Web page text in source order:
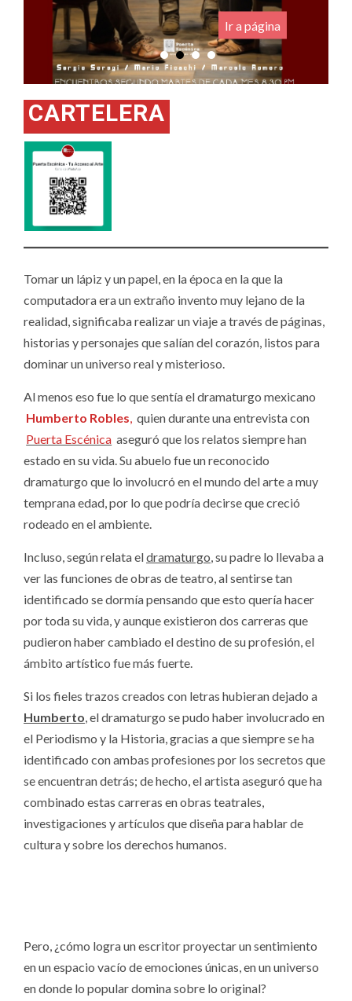
Ir a página
CARTELERA
Tomar un lápiz y un papel, en la época en la que la
computadora era un extraño invento muy lejano de la
realidad, significaba realizar un viaje a través de páginas,
historias y personajes que salían del corazón, listos para
dominar un universo real y misterioso.
Al menos eso fue lo que sentía el dramaturgo mexicano
Humberto Robles, quien durante una entrevista con
Puerta Escénica aseguró que los relatos siempre han
estado en su vida. Su abuelo fue un reconocido
dramaturgo que lo involucró en el mundo del arte a muy
temprana edad, por lo que podría decirse que creció
rodeado en el ambiente.
Incluso, según relata eldramaturgo, su padre lo llevaba a
ver las funciones de obras de teatro, al sentirse tan
identificado se dormía pensando que esto quería hacer
por toda su vida, y aunque existieron dos carreras que
pudieron haber cambiado el destino de su profesión, el
ámbito artístico fue más fuerte.
Si los fieles trazos creados con letras hubieran dejado a
Humberto, el dramaturgo se pudo haber involucrado en
el Periodismo y la Historia, gracias a que siempre se ha
identificado con ambas profesiones por los secretos que
se encuentran detrás; de hecho, el artista aseguró que ha
combinado estas carreras en obras teatrales,
investigaciones y artículos que diseña para hablar de
cultura y sobre los derechos humanos.
Pero, ¿cómo logra un escritor proyectar un sentimiento
en un espacio vacío de emociones únicas, en un universo
en donde lo popular domina sobre lo original?